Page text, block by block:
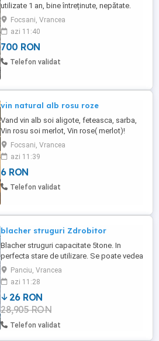
utilizate 1 an, bine întreținute, nepătate.
Covor cu: L=3 m; l=1,5 m. Carpete cu:
L=0,80 m; l=0,50 m. Se vând, numai la set.
Preț fix. In Focșani livrez personal. Nu
suport cost livrare.
Focsani, Vrancea
azi 11:40
700 RON
Telefon validat
vin natural alb rosu roze
Vand vin alb soi aligote, feteasca, sarba,
Vin rosu soi merlot, Vin rose( merlot)!
PRET 6 LEI. Vinurile sunt traditionale, de
butuc, naturale! Tuica peste 40 grade.
Relatii la telefon sau whatssapp
Focsani, Vrancea
azi 11:39
6 RON
Telefon validat
blacher struguri Zdrobitor
Blacher struguri capacitate 5tone. In
perfecta stare de utilizare. Se poate vedea
cumpara in jud Vrancea sau aduce contra
cost la destinatie. Pentru orice fel de
detalii sunati la nr afisat din anunt.
Panciu, Vrancea
azi 11:28
26 RON
28,905 RON
Telefon validat